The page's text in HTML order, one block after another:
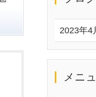
2023年4
メニ